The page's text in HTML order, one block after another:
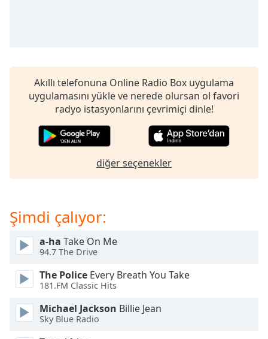
dialog
subtitles
off,
selected
This
modal
Beginning
dialog
Akıllı telefonuna Online Radio Box uygulama
uygulamasını yükle ve nerede olursan ol favori
radyo istasyonlarını çevrimiçi dinle!
diğer seçenekler
Şimdi çalıyor:
a-ha Take On Me
94.7 The Drive
The Police Every Breath You Take
181.FM Classic Hits
Michael Jackson Billie Jean
Sky Blue Radio